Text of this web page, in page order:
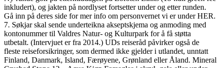
inkludert), og jakten på nordlyset fortsetter under og etter runden.
Gå inn på deres side for mer info om personvernet vi er under HER.
7. Søkjar skal sende underteikna akseptskjema og anmoding med
kontonummer til Valdres Natur- og Kulturpark for å få støtta
utbetalt. (Intervjuet er fra 2014.) UDs reiseråd påvirker også de
fleste reiseforsikringer, som dermed ikke gjelder i utlandet, unntatt
Finland, Danmark, Island, Færøyene, Grønland eller Åland. Mineral